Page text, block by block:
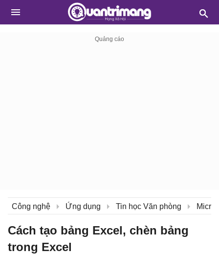
Công nghệ Ứng dụng Tin học Văn phòng
Cách tạo bảng Excel, chèn bảng
trong Excel